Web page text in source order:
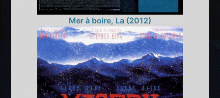
Mer à boire, La (2012)